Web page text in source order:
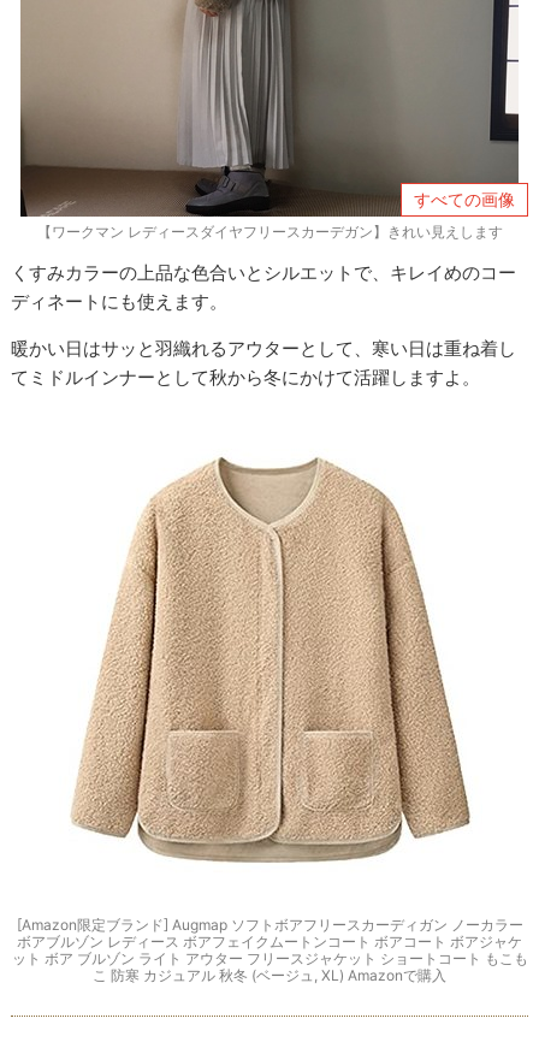
すべての画像
【ワークマン レディースダイヤフリースカーデガン】きれい見えします
くすみカラーの上品な色合いとシルエットで、キレイめのコー
ディネートにも使えます。
暖かい日はサッと羽織れるアウターとして、寒い日は重ね着し
てミドルインナーとして秋から冬にかけて活躍しますよ。
[Amazon限定ブランド] Augmap ソフトボアフリースカーディガン ノーカラー
ボアブルゾン レディース ボアフェイクムートンコート ボアコート ボアジャケ
ット ボア ブルゾン ライト アウター フリースジャケット ショートコート もこも
こ 防寒 カジュアル 秋冬 (ベージュ, XL) Amazonで購入